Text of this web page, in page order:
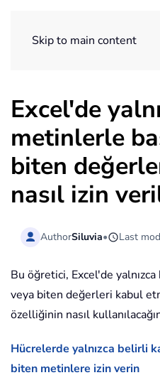
Skip to main content
Excel'de
metinlerle
biten
nasıl izin
AuthorSiluvia• Last
Bu öğretici, Excel'de
veya biten değerleri kabul
özelliğinin nasıl
Hücrelerde yalnızca belirli
biten metinlere izin verin